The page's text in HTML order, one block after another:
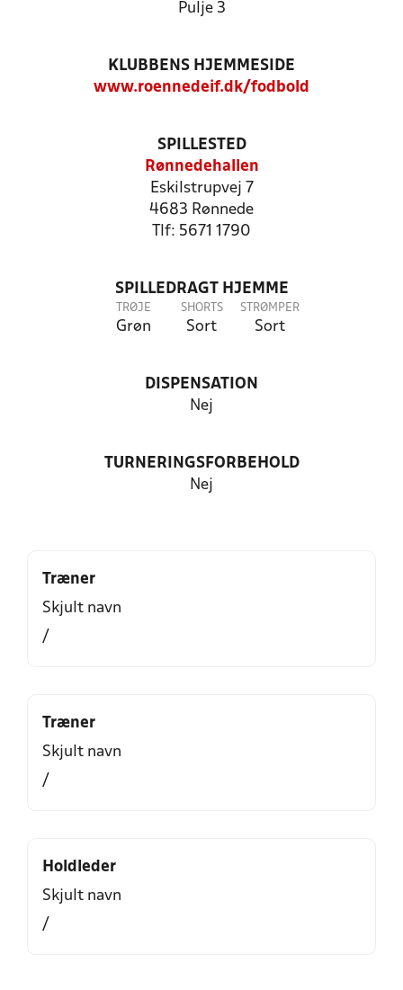
Pulje 3
KLUBBENS HJEMMESIDE
www.roennedeif.dk/fodbold
SPILLESTED
Rønnedehallen
Eskilstrupvej 7
4683 Rønnede
Tlf: 5671 1790
SPILLEDRAGT HJEMME
TRØJE
Grøn
SHORTS
Sort
STRØMPER
Sort
DISPENSATION
Nej
TURNERINGSFORBEHOLD
Nej
Træner
Skjult navn
/
Træner
Skjult navn
/
Holdleder
Skjult navn
/